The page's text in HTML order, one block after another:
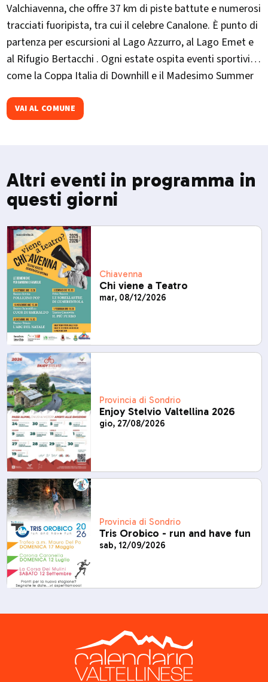
Valchiavenna, che offre 37 km di piste battute e numerosi
tracciati fuoripista, tra cui il celebre Canalone. È punto di
partenza per escursioni al Lago Azzurro, al Lago Emet e
al Rifugio Bertacchi . Ogni estate ospita eventi sportivi
come la Coppa Italia di Downhill e il Madesimo Summer
VAI AL COMUNE
Altri eventi in programma in
questi giorni
Chiavenna
Chi viene a Teatro
mar, 08/12/2026
Provincia di Sondrio
Enjoy Stelvio Valtellina 2026
gio, 27/08/2026
Provincia di Sondrio
Tris Orobico - run and have fun
sab, 12/09/2026